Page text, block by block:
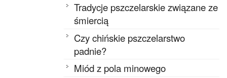
Tradycje pszczelarskie związane ze
śmiercią
Czy chińskie pszczelarstwo
padnie?
Miód z pola minowego